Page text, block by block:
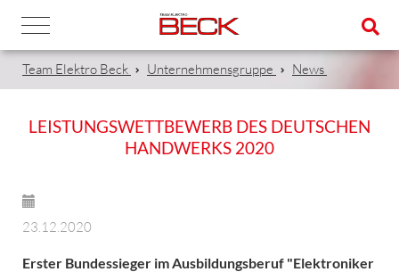
Team Elektro Beck Unternehmensgruppe News
LEISTUNGSWETTBEWERB DES DEUTSCHEN
HANDWERKS 2020
23.12.2020
Erster Bundessieger im Ausbildungsberuf "Elektroniker